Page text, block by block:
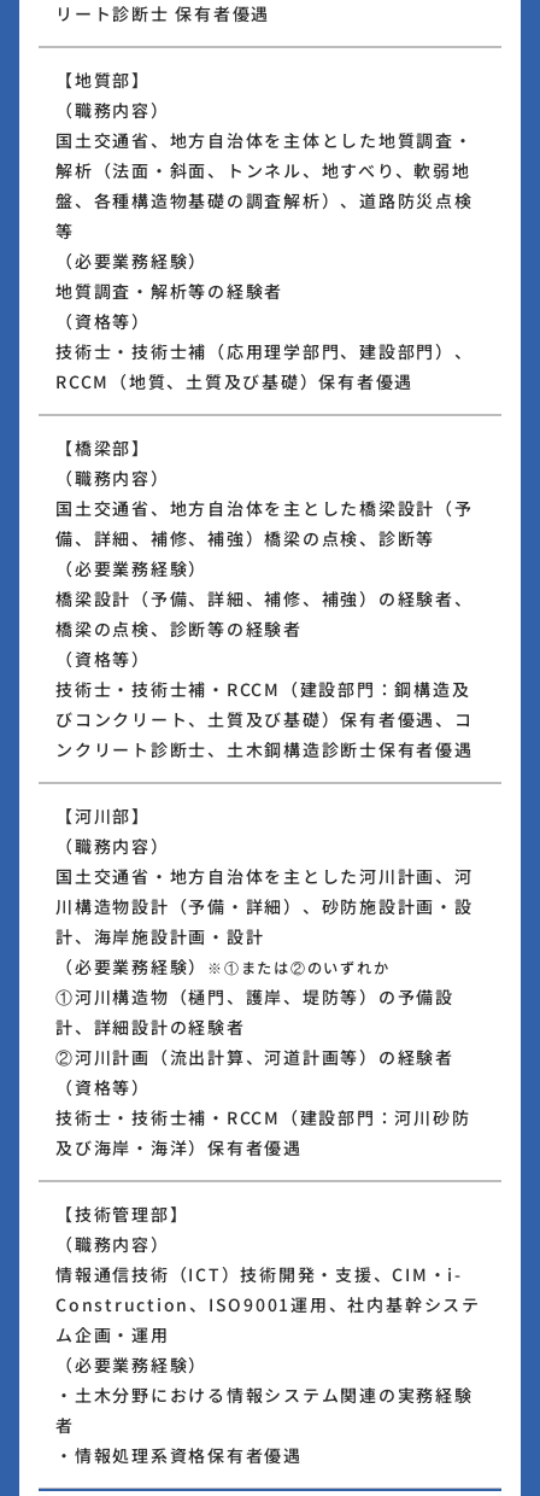
リート診断士 保有者優遇
【地質部】
（職務内容）
国土交通省、地方自治体を主体とした地質調査・
解析（法面・斜面、トンネル、地すべり、軟弱地
盤、各種構造物基礎の調査解析）、道路防災点検
等
（必要業務経験）
地質調査・解析等の経験者
（資格等）
技術士・技術士補（応用理学部門、建設部門）、
RCCM（地質、土質及び基礎）保有者優遇
【橋梁部】
（職務内容）
国土交通省、地方自治体を主とした橋梁設計（予
備、詳細、補修、補強）橋梁の点検、診断等
（必要業務経験）
橋梁設計（予備、詳細、補修、補強）の経験者、
橋梁の点検、診断等の経験者
（資格等）
技術士・技術士補・RCCM（建設部門：鋼構造及
びコンクリート、土質及び基礎）保有者優遇、コ
ンクリート診断士、土木鋼構造診断士保有者優遇
【河川部】
（職務内容）
国土交通省・地方自治体を主とした河川計画、河
川構造物設計（予備・詳細）、砂防施設計画・設
計、海岸施設計画・設計
（必要業務経験）
※①または②のいずれか
①河川構造物（樋門、護岸、堤防等）の予備設
計、詳細設計の経験者
②河川計画（流出計算、河道計画等）の経験者
（資格等）
技術士・技術士補・RCCM（建設部門：河川砂防
及び海岸・海洋）保有者優遇
【技術管理部】
（職務内容）
情報通信技術（ICT）技術開発・支援、CIM・i-
Construction、ISO9001運用、社内基幹システ
ム企画・運用
（必要業務経験）
・土木分野における情報システム関連の実務経験
者
・情報処理系資格保有者優遇